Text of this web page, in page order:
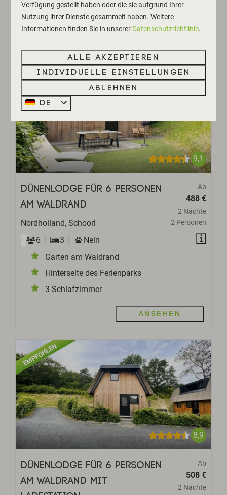
Haustier erlaubt
9,1
Ab
488 €
2 Nächte
2 Personen
Dünenlodge für 6 Personen
am Waldrand
Nordholland, Schoorl
6
3
Nein
Garten am Waldrand
Hinterseite des Ferienparks
3 Schlafzimmer
Ansehen
EMPFOHLEN
8,9
Ab
508 €
2 Nächte
Dünenlodge für 6 Personen
am Waldrand mit
Verfügung gestellt haben oder die sie aufgrund Ihrer
Nutzung ihrer Dienste gesammelt haben. Weitere
Informationen finden Sie in unserer Datenschutzrichtlinie.
Alle akzeptieren
Individuelle Einstellungen
Ablehnen
DE